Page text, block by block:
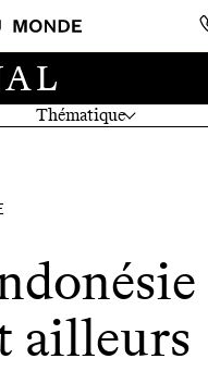
Thématique
ailleurs